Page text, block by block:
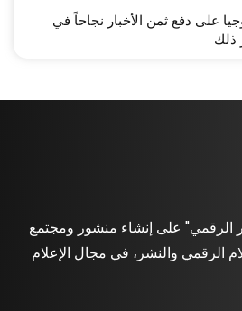
على دفع ثمن الأخبار نجاحاً في
ذلك
الرقمي" على إنشاء منشور ومجتمع
الرقمي والنشر، في مجال الإعلام